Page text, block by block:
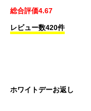
総合評価4.67
レビュー数420件
ホワイトデーお返し